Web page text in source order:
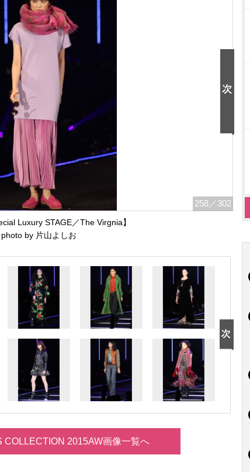
258 ／302
Luxury STAGE／The Virgnia】
photo by 片山よしお
COLLECTION 2015AW画像一覧へ